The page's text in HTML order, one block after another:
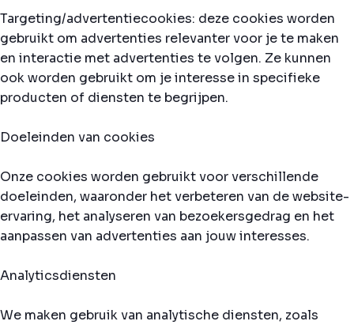
Targeting/advertentiecookies: deze cookies worden
gebruikt om advertenties relevanter voor je te maken
en interactie met advertenties te volgen. Ze kunnen
ook worden gebruikt om je interesse in specifieke
producten of diensten te begrijpen.
Doeleinden van cookies
Onze cookies worden gebruikt voor verschillende
doeleinden, waaronder het verbeteren van de website-
ervaring, het analyseren van bezoekersgedrag en het
aanpassen van advertenties aan jouw interesses.
Analyticsdiensten
We maken gebruik van analytische diensten, zoals